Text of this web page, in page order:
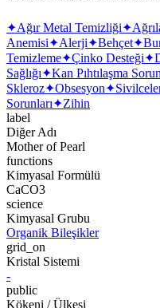
✦Ağır Metal Temizliği✦
Anemisi✦Alerji✦Behçet✦
Temizleme✦Çinko Desteği✦
Sağlığı✦Kan Pıhtılaşma
Skleroz✦Obsesyon✦
Sorunları✦Zihin
label
Diğer Adı
Mother of Pearl
functions
Kimyasal Formülü
CaCO3
science
Kimyasal Grubu
Organik Bileşikler
grid_on
Kristal Sistemi
-
public
Kökeni / Ülkesi